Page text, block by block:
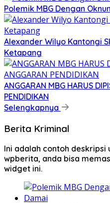
Polemik MBG Dengan
Alexander Wilyo Kantongi
Ketapang
ANGGARAN MBG HARUS
PENDIDIKAN
Selengkapnya
Berita Kriminal
Ini adalah contoh
wpberita, anda bisa
widget ini.